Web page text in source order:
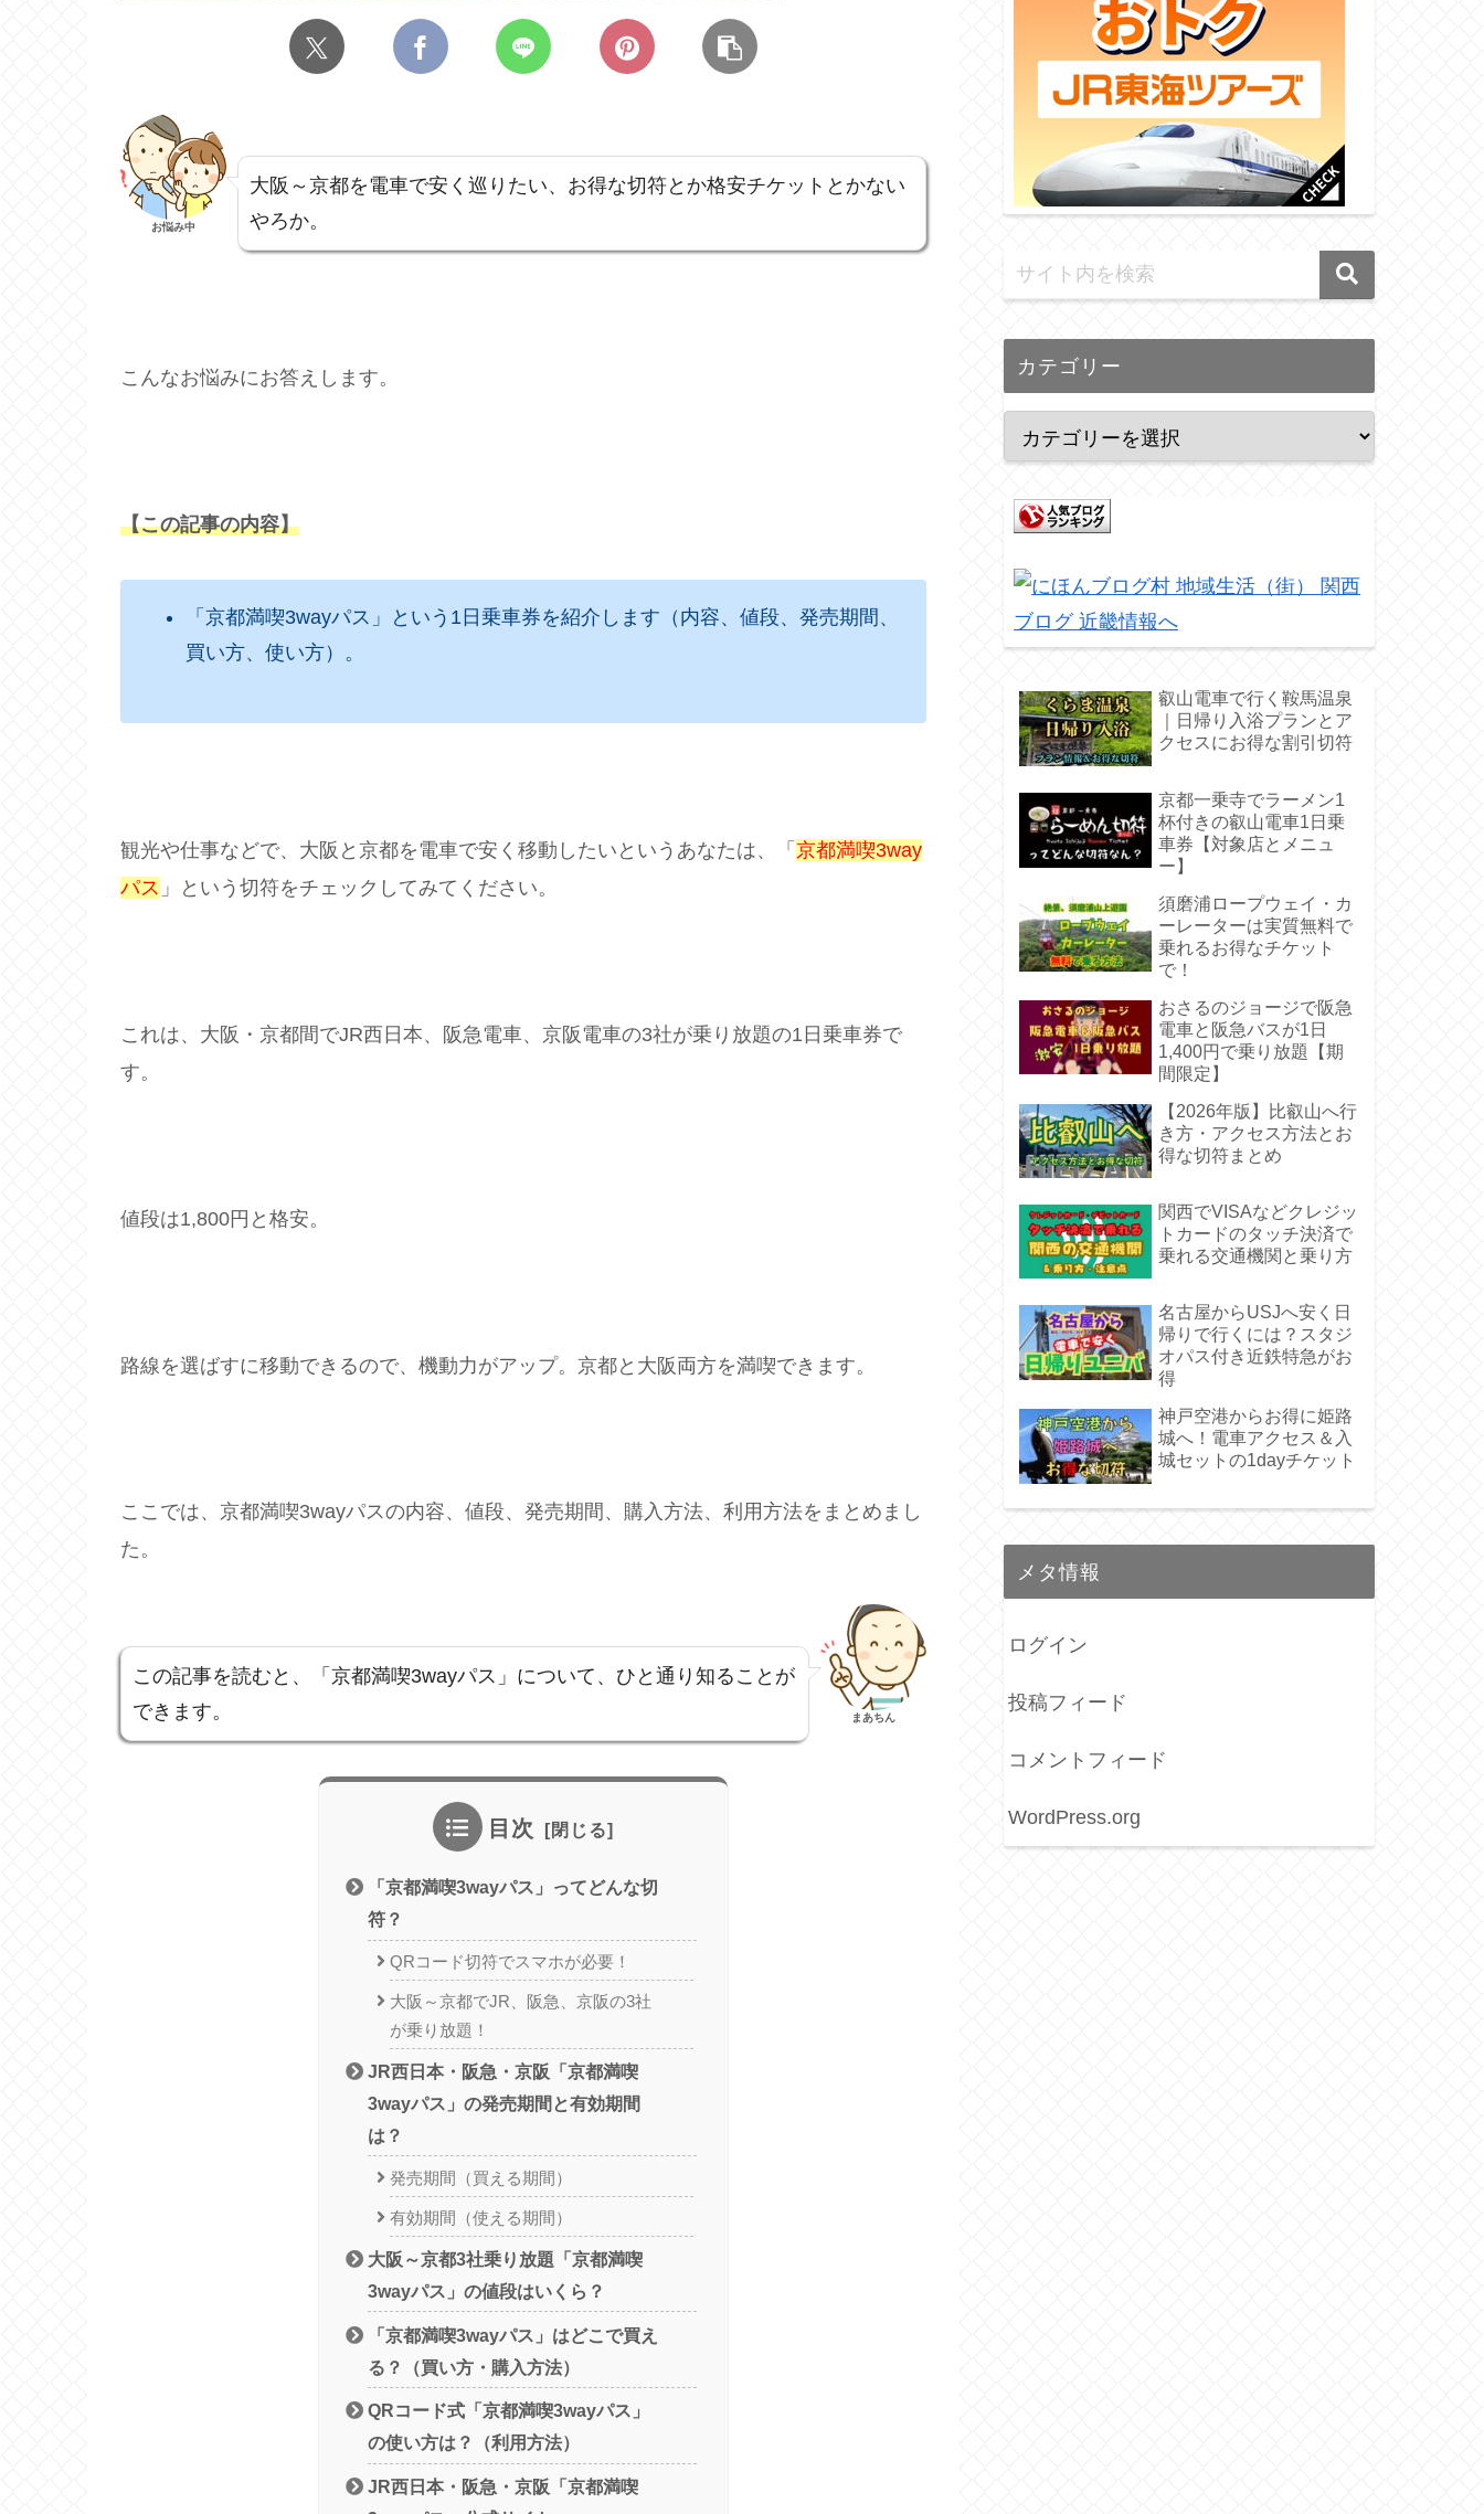
お悩み中
大阪～京都を電車で安く巡りたい、お得な切符とか格安チケットとかない
やろか。
こんなお悩みにお答えします。
【この記事の内容】
「京都満喫3wayパス」という1日乗車券を紹介します（内容、値段、発売期間、
買い方、使い方）。
観光や仕事などで、大阪と京都を電車で安く移動したいというあなたは、「 京都満喫3way
パス 」という切符をチェックしてみてください。
これは、大阪・京都間でJR西日本、阪急電車、京阪電車の3社が乗り放題の1日乗車券で
す。
値段は1,800円と格安。
路線を選ばすに移動できるので、機動力がアップ。京都と大阪両方を満喫できます。
ここでは、京都満喫3wayパスの内容、値段、発売期間、購入方法、利用方法をまとめまし
た。
この記事を読むと、「京都満喫3wayパス」について、ひと通り知ることが
できます。
まあちん
目次
「京都満喫3wayパス」ってどんな切
符？
QRコード切符でスマホが必要！
大阪～京都でJR、阪急、京阪の3社
が乗り放題！
JR西日本・阪急・京阪「京都満喫
3wayパス」の発売期間と有効期間
は？
発売期間（買える期間）
有効期間（使える期間）
大阪～京都3社乗り放題「京都満喫
3wayパス」の値段はいくら？
「京都満喫3wayパス」はどこで買え
る？（買い方・購入方法）
QRコード式「京都満喫3wayパス」
の使い方は？（利用方法）
JR西日本・阪急・京阪「京都満喫
カテゴリー
叡山電車で行く鞍馬温泉
｜日帰り入浴プランとア
クセスにお得な割引切符
京都一乗寺でラーメン1
杯付きの叡山電車1日乗
車券【対象店とメニュ
ー】
須磨浦ロープウェイ・カ
ーレーターは実質無料で
乗れるお得なチケット
で！
おさるのジョージで阪急
電車と阪急バスが1日
1,400円で乗り放題【期
間限定】
【2026年版】比叡山へ行
き方・アクセス方法とお
得な切符まとめ
関西でVISAなどクレジッ
トカードのタッチ決済で
乗れる交通機関と乗り方
名古屋からUSJへ安く日
帰りで行くには？スタジ
オパス付き近鉄特急がお
得
神戸空港からお得に姫路
城へ！電車アクセス＆入
城セットの1dayチケット
メタ情報
ログイン
投稿フィード
コメントフィード
WordPress.org